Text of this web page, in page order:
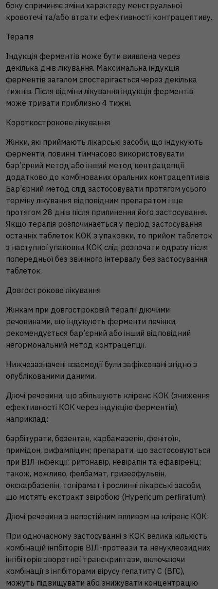
боку спричиняє зміни характеру менструальної
кровотечі та/або втрати ефективності контрацептиву.
Терапія
Індукція ферментів може бути виявлена через
декілька днів лікування. Максимальна індукція
ферментів загалом спостерігається через декілька
тижнів. Після відміни лікування індукція ферментів
може тривати приблизно 4 тижні.
Короткострокове лікування
Жінки, які приймають лікарські засоби, що індукують
ферменти, повинні тимчасово використовувати
бар’єрний метод або інший метод контрацепції
додатково до комбінованих оральних контрацептивів.
Бар’єрний метод слід застосовувати протягом усього
терміну лікування відповідним препаратом і ще
протягом 28 днів після припинення його застосування.
Якщо терапія розпочинається у період застосування
останніх таблеток КОК з упаковки, то прийом таблеток
з наступної упаковки КОК слід розпочати одразу після
попередньої без звичного інтервалу без застосування
таблеток.
Довгострокове лікування
Жінкам при довгостроковій терапії діючими
речовинами, що індукують ферменти печінки,
рекомендується бар’єрний або інший відповідний
негормональний метод контрацепції.
Нижчезазначені взаємодії були зафіксовані згідно з
опублікованими даними.
Діючі речовини, що збільшують кліренс КОК (зниження
ефективності КОК через індукцію ферментів),
наприклад:
барбітурати, бозентан, карбамазепін, фенітоїн,
примідон, рифампіцин; препарати, що застосовуються
при ВІЛ-інфекції: ритонавір, невірапін та ефавіренц;
також, можливо, фелбамат, гризеофульвін,
окскарбазепін, топірамат і рослинні лікарські засоби,
що містять екстракт звіробою (Hypericum perfiratum).
Діючі речовини з непостійним впливом на кліренс КОК:
При одночасному застосуванні з КОК велика кількість
комбінацій інгібіторів ВІЛ-протеази та ненуклеозидних
інгібіторів зворотної транскриптази, включаючи
комбінації з інгібіторами вірусу гепатиту С (ВГС),
можуть підвищувати або знижувати концентрацію